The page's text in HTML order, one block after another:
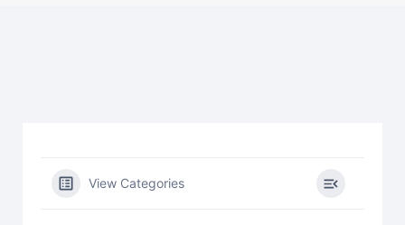
View Categories